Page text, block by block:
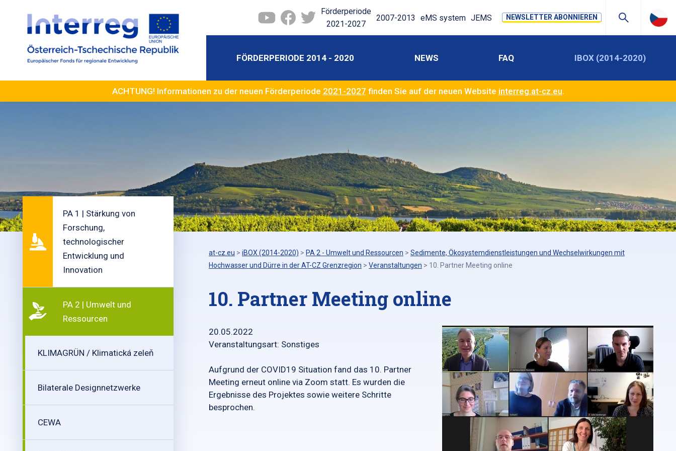
Förderperiode
2021-2027
2007-2013 eMS system JEMS NEWSLETTER ABONNIEREN
FÖRDERPERIODE 2014 - 2020 NEWS FAQ IBOX (2014-2020)
ACHTUNG! Informationen zu der neuen Förderperiode 2021-2027 finden Sie auf der neuen Website interreg.at-cz.eu.
PA 1 | Stärkung von
Forschung,
technologischer
Entwicklung und
Innovation
PA 2 | Umwelt und
Ressourcen
KLIMAGRÜN / Klimatická zeleň
Bilaterale Designnetzwerke
CEWA
at-cz.eu > iBOX (2014-2020) > PA 2 - Umwelt und Ressourcen > Sedimente, Ökosystemdienstleistungen und Wechselwirkungen mit
Hochwasser und Dürre in der AT-CZ Grenzregion > Veranstaltungen > 10. Partner Meeting online
10. Partner Meeting online
20.05.2022
Veranstaltungsart: Sonstiges
Aufgrund der COVID19 Situation fand das 10. Partner
Meeting erneut online via Zoom statt. Es wurden die
Ergebnisse des Projektes sowie weitere Schritte
besprochen.